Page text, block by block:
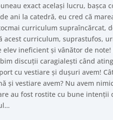
exact același lucru, bașca
ani la catedră, eu cred că
curriculum supraîncărcat,
acest curriculum, suprastufos,
ineficient și vânător de
discuții caragialești când
cu vestiare și dușuri avem!
și vestiare avem? Nu avem
au fost rostite cu bune intenții